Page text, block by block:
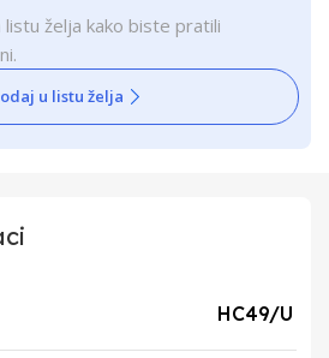
želja kako biste pratili
u listu želja
HC49/U